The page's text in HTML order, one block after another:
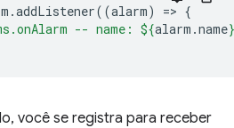
.addListener((alarm) => {
-- name: ${alarm .name}
você se registra para receber